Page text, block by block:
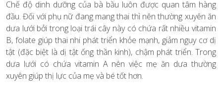
Chế độ dinh dưỡng của bà bầu luôn được quan tâm hàng
đầu. Đối với phụ nữ đang mang thai thì nên thường xuyên ăn
dưa lưới bởi trong loại trái cây này có chứa rất nhiều vitamin
B, folate giúp thai nhi phát triển khỏe mạnh, giảm nguy cơ dị
tật (đặc biệt là dị tật ống thần kinh), chậm phát triển. Trong
dưa lưới có chứa vitamin A nên việc mẹ ăn dưa thường
xuyên giúp thị lực của mẹ và bé tốt hơn.